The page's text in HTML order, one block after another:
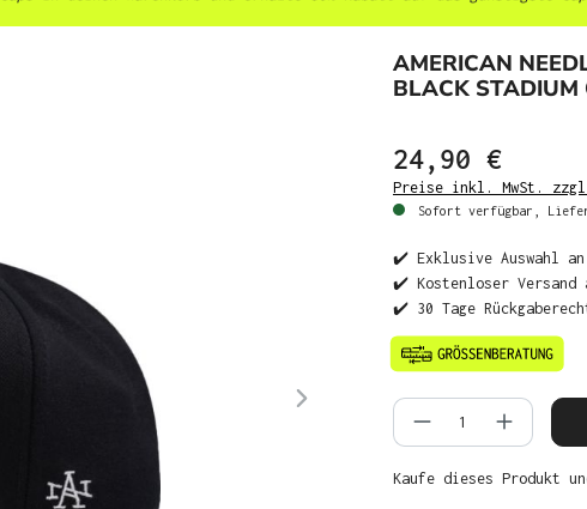
AMERICAN
BLACK STADIUM
24,90 €
Preise inkl. MwSt.
Sofort verfügbar,
✔️ Exklusive Auswahl an
✔️ Kostenloser Versand
✔️ 30 Tage
Produkt
Kaufe dieses Produkt